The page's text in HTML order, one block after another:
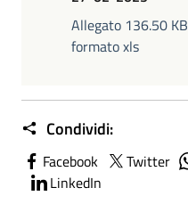
Allegato 136.50 KB
formato xls
Condividi:
Facebook Twitter
LinkedIn